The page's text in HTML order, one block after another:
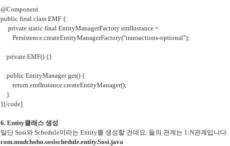
@Component
public final class EMF {
private static final EntityManagerFactory emfInstance =
Persistence.createEntityManagerFactory("transactions-optional");
private EMF() {}
public EntityManager get() {
return emfInstance.createEntityManager();
}
}[/code]
6. Entity클래스 생성
일단 Sosi와 Schedule이라는 Entity를 생성할 건데요. 둘의 관계는 1:N관계입니다.
com.mudchobo.sosischedule.entity.Sosi.java